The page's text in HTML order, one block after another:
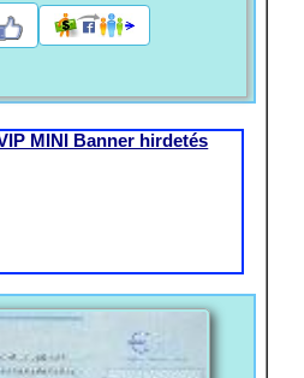
MINI Banner hirdetés